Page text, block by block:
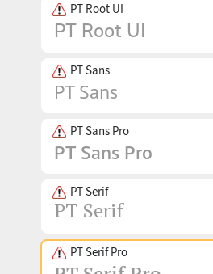
PT Root UI
PT Sans
PT Sans Pro
PT Serif
PT Serif Pro